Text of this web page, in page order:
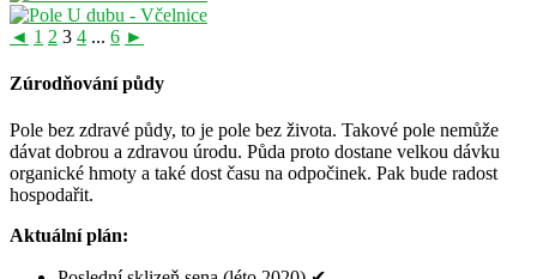
◄ 1 2 3 4 ... 6 ►
Zúrodňování půdy
Pole bez zdravé půdy, to je pole bez života. Takové pole nemůže
dávat dobrou a zdravou úrodu. Půda proto dostane velkou dávku
organické hmoty a také dost času na odpočinek. Pak bude radost
hospodařit.
Aktuální plán: